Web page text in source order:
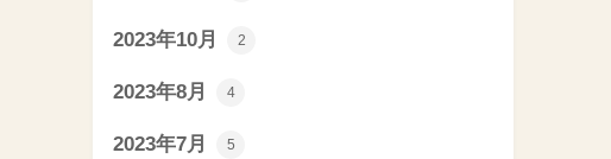
2023年10月 2
2023年8月 4
2023年7月 5